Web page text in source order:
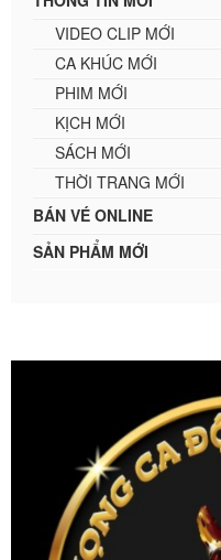
VIDEO CLIP MỚI
CA KHÚC MỚI
PHIM MỚI
KỊCH MỚI
SÁCH MỚI
THỜI TRANG MỚI
BÁN VÉ ONLINE
SẢN PHẨM MỚI